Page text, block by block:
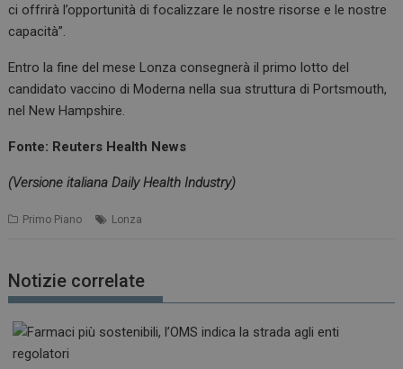
ci offrirà l’opportunità di focalizzare le nostre risorse e le nostre
capacità”.
Entro la fine del mese Lonza consegnerà il primo lotto del
candidato vaccino di Moderna nella sua struttura di Portsmouth,
nel New Hampshire.
Fonte: Reuters Health News
(Versione italiana Daily Health Industry)
Primo Piano Lonza
Notizie correlate